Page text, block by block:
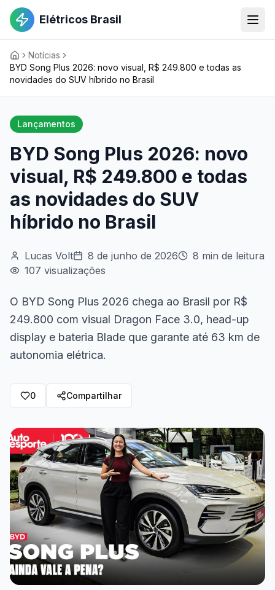
Elétricos Brasil
Notícias
BYD Song Plus 2026: novo visual, R$ 249.800 e todas as
novidades do SUV híbrido no Brasil
Lançamentos
BYD Song Plus 2026: novo
visual, R$ 249.800 e todas
as novidades do SUV
híbrido no Brasil
Lucas Volt 8 de junho de 2026 8 min de leitura
107 visualizações
O BYD Song Plus 2026 chega ao Brasil por R$
249.800 com visual Dragon Face 3.0, head-up
display e bateria Blade que garante até 63 km de
autonomia elétrica.
0 Compartilhar